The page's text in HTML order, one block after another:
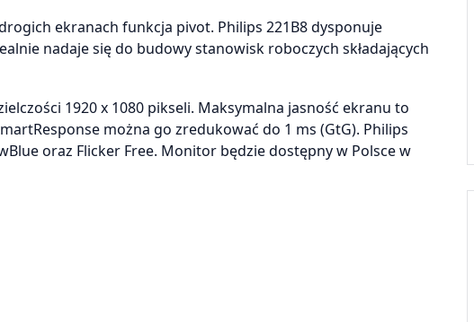
ekranach funkcja pivot. Philips 221B8 dysponuje
nadaje się do budowy stanowisk roboczych składających
1920 x 1080 pikseli. Maksymalna jasność ekranu to
można go zredukować do 1 ms (GtG). Philips
oraz Flicker Free. Monitor będzie dostępny w Polsce w